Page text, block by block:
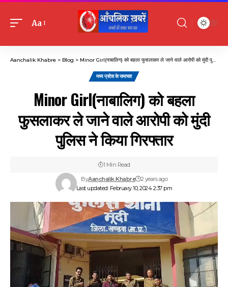
Font
Aa
Aanchalik Khabre > Blog > Minor Girl(नाबालिग) को बहला फुसलाकर ले जाने वाले आरोपी को मुंदी पुलिस ने किया गिरफ्तार
मध्य प्रदेश के समाचार
Minor Girl(नाबालिग) को बहला
फुसलाकर ले जाने वाले आरोपी को मुंदी
पुलिस ने किया गिरफ्तार
Last updated: February 10, 2024 2:37 pm
ByAanchalik Khabre 2 years ago
1 Min Read